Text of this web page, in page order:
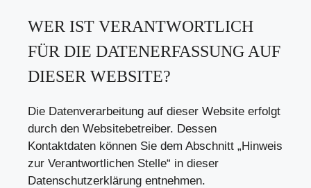
WER IST VERANTWORTLICH
FÜR DIE DATENERFASSUNG AUF
DIESER WEBSITE?
Die Datenverarbeitung auf dieser Website erfolgt
durch den Websitebetreiber. Dessen
Kontaktdaten können Sie dem Abschnitt „Hinweis
zur Verantwortlichen Stelle“ in dieser
Datenschutzerklärung entnehmen.